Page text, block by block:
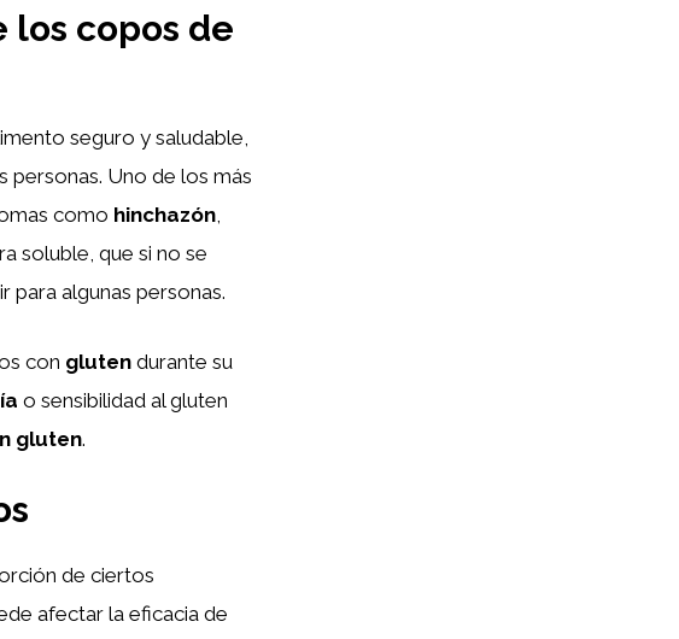
los copos de
seguro y saludable,
personas. Uno de los más
como hinchazón,
soluble, que si no se
para algunas personas.
con gluten durante su
o sensibilidad al gluten
gluten.
de ciertos
afectar la eficacia de